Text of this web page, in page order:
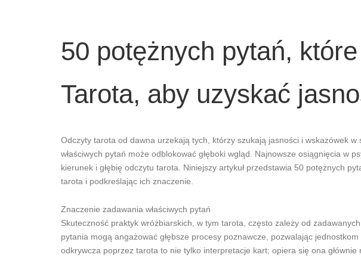
50 potężnych pytań,
Tarota, aby uzyskać
Odczyty tarota od dawna urzekają tych, którzy szukają jasności i wskazówek
właściwych pytań może odblokować głęboki wgląd. Najnowsze osiągnięcia w
kierunek i głębię odczytu tarota. Niniejszy artykuł przedstawia 50 potężnych
tarota i podkreślając ich znaczenie.
Znaczenie zadawania właściwych pytań
Skuteczność praktyk wróżbiarskich, w tym tarota, często zależy od
pytania mogą angażować głębsze procesy poznawcze, pozwalając
odkrywcza poprzez tarota to nie tylko interpretacje kart; opiera się ona